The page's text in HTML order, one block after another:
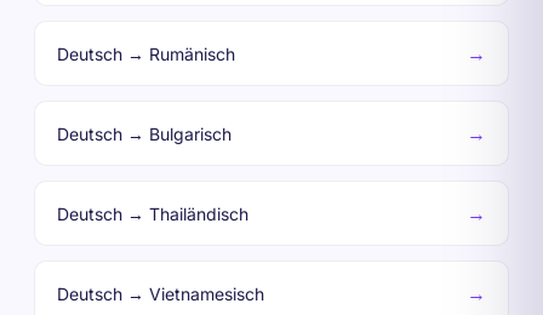
Deutsch → Rumänisch →
Deutsch → Bulgarisch →
Deutsch → Thailändisch →
Deutsch → Vietnamesisch →